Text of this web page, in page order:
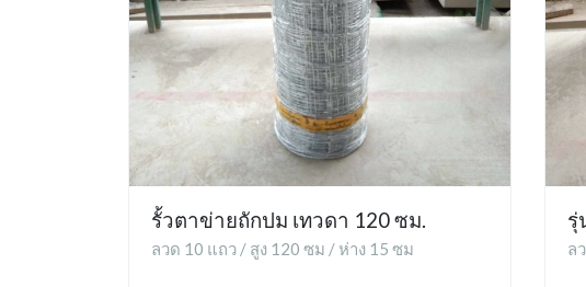
รั้วตาข่ายถักปม เทวดา 120 ซม.
ลวด 10 แถว / สูง 120 ซม / ห่าง 15 ซม
รุ่
ล